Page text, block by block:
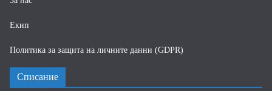
Екип
Политика за защита на личните данни (GDPR)
Списание